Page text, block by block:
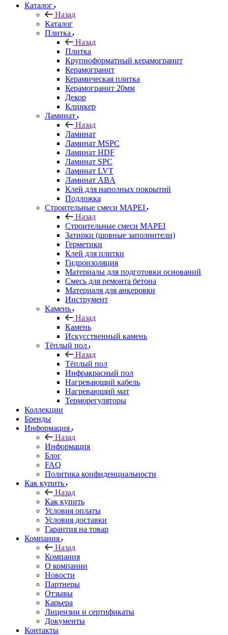
Каталог
Назад
Каталог
Плитка
Назад
Плитка
Крупноформатный керамогранит
Керамогранит
Керамическая плитка
Керамогранит 20мм
Декор
Клинкер
Ламинат
Назад
Ламинат
Ламинат MSPC
Ламинат HDF
Ламинат SPC
Ламинат LVT
Ламинат ABA
Клей для наполных покрытий
Подложка
Строительные смеси MAPEI
Назад
Строительные смеси MAPEI
Затирки (шовные заполнители)
Герметики
Клей для плитки
Гидроизоляция
Материалы для подготовки оснований
Смесь для ремонта бетона
Материаля для анкеровки
Инструмент
Камень
Назад
Камень
Искусственный камень
Тёплый пол
Назад
Тёплый пол
Инфракрасный пол
Нагревающий кабель
Нагревающий мат
Терморегуляторы
Коллекции
Бренды
Информация
Назад
Информация
Блог
FAQ
Политика конфиденциальности
Как купить
Назад
Как купить
Условия оплаты
Условия доставки
Гарантия на товар
Компания
Назад
Компания
О компании
Новости
Партнеры
Отзывы
Карьера
Лицензии и сертификаты
Документы
Контакты